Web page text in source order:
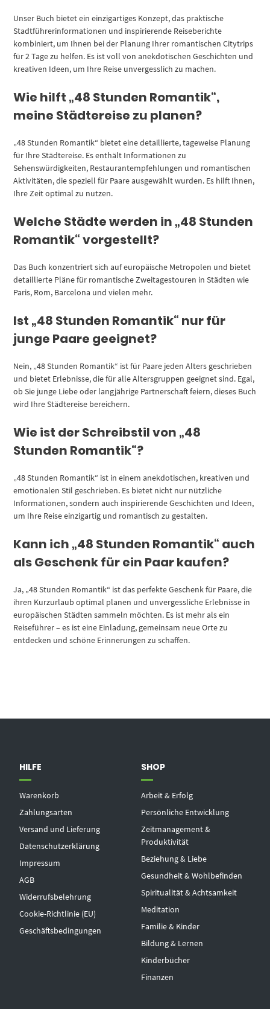
Unser Buch bietet ein einzigartiges Konzept, das praktische
Stadtführerinformationen und inspirierende Reiseberichte
kombiniert, um Ihnen bei der Planung Ihrer romantischen Citytrips
für 2 Tage zu helfen. Es ist voll von anekdotischen Geschichten und
kreativen Ideen, um Ihre Reise unvergesslich zu machen.
Wie hilft „48 Stunden Romantik“,
meine Städtereise zu planen?
„48 Stunden Romantik“ bietet eine detaillierte, tageweise Planung
für Ihre Städtereise. Es enthält Informationen zu
Sehenswürdigkeiten, Restaurantempfehlungen und romantischen
Aktivitäten, die speziell für Paare ausgewählt wurden. Es hilft Ihnen,
Ihre Zeit optimal zu nutzen.
Welche Städte werden in „48 Stunden
Romantik“ vorgestellt?
Das Buch konzentriert sich auf europäische Metropolen und bietet
detaillierte Pläne für romantische Zweitagestouren in Städten wie
Paris, Rom, Barcelona und vielen mehr.
Ist „48 Stunden Romantik“ nur für
junge Paare geeignet?
Nein, „48 Stunden Romantik“ ist für Paare jeden Alters geschrieben
und bietet Erlebnisse, die für alle Altersgruppen geeignet sind. Egal,
ob Sie junge Liebe oder langjährige Partnerschaft feiern, dieses Buch
wird Ihre Städtereise bereichern.
Wie ist der Schreibstil von „48
Stunden Romantik“?
„48 Stunden Romantik“ ist in einem anekdotischen, kreativen und
emotionalen Stil geschrieben. Es bietet nicht nur nützliche
Informationen, sondern auch inspirierende Geschichten und Ideen,
um Ihre Reise einzigartig und romantisch zu gestalten.
Kann ich „48 Stunden Romantik“ auch
als Geschenk für ein Paar kaufen?
Ja, „48 Stunden Romantik“ ist das perfekte Geschenk für Paare, die
ihren Kurzurlaub optimal planen und unvergessliche Erlebnisse in
europäischen Städten sammeln möchten. Es ist mehr als ein
Reiseführer – es ist eine Einladung, gemeinsam neue Orte zu
entdecken und schöne Erinnerungen zu schaffen.
HILFE
Warenkorb
Zahlungsarten
Versand und Lieferung
Datenschutzerklärung
Impressum
AGB
Widerrufsbelehrung
Cookie-Richtlinie (EU)
Geschäftsbedingungen
SHOP
Arbeit & Erfolg
Persönliche Entwicklung
Zeitmanagement &
Produktivität
Beziehung & Liebe
Gesundheit & Wohlbefinden
Spiritualität & Achtsamkeit
Meditation
Familie & Kinder
Bildung & Lernen
Kinderbücher
Finanzen